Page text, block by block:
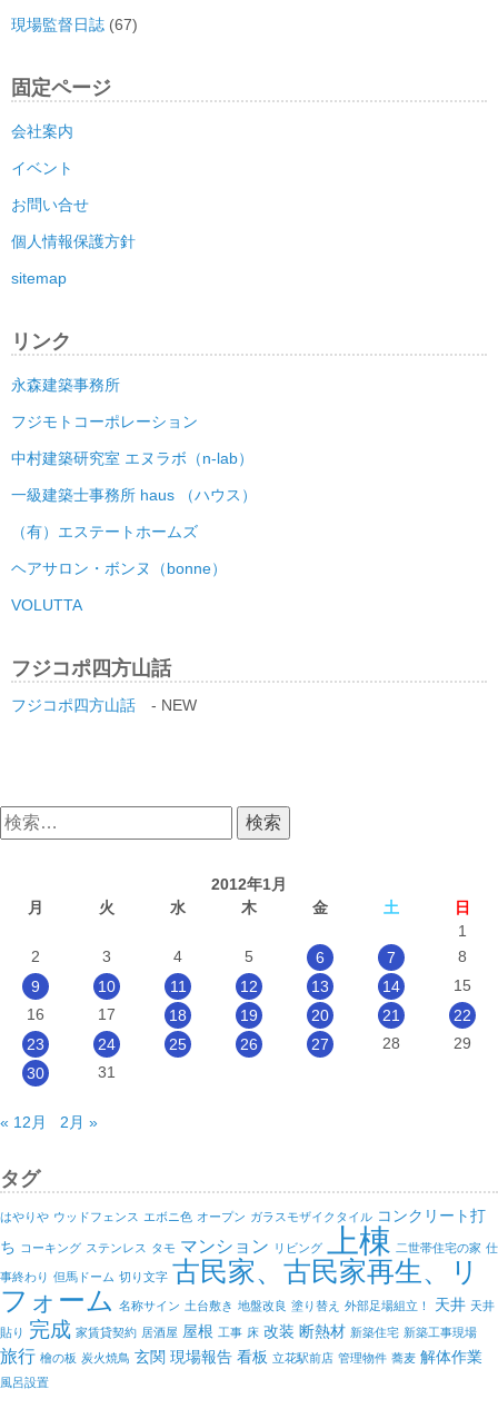
現場監督日誌 (67)
固定ページ
会社案内
イベント
お問い合せ
個人情報保護方針
sitemap
リンク
永森建築事務所
フジモトコーポレーション
中村建築研究室 エヌラボ（n-lab）
一級建築士事務所 haus （ハウス）
（有）エステートホームズ
ヘアサロン・ボンヌ（bonne）
VOLUTTA
フジコポ四方山話
フジコポ四方山話 - NEW
検
索:
2012年1月
月
火 水 木 金 土
日
1
2
3 4 5 6 7
8
9
10 11 12 13 14
15
16
17 18 19 20 21
22
23
24 25 26 27 28
29
30
31
« 12月 2月 »
タグ
はやりや ウッドフェンス エボニ色 オープン ガラスモザイクタイル コンクリート打
ち コーキング ステンレス タモ マンション リビング 上棟 二世帯住宅の家 仕
事終わり 但馬ドーム 切り文字 古民家、古民家再生、リ
フォーム 名称サイン 土台敷き 地盤改良 塗り替え 外部足場組立！ 天井 天井
貼り 完成 家賃貸契約 居酒屋 屋根 工事 床 改装 断熱材 新築住宅 新築工事現場
旅行 檜の板 炭火焼鳥 玄関 現場報告 看板 立花駅前店 管理物件 蕎麦 解体作業
風呂設置